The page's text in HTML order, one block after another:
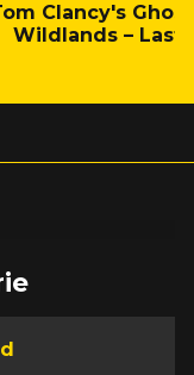
Clancy's
Wildlands – Last